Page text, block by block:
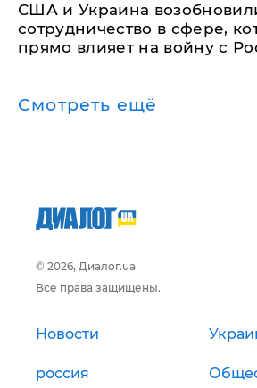
США и Украина
сотрудничество в сфере,
прямо влияет на войну с
Смотреть ещё
© 2026, Диалог.ua
Все права защищены.
Новости
россия